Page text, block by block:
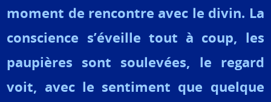
moment de rencontre avec le divin. La
conscience s’éveille tout à coup, les
paupières sont soulevées, le regard
voit, avec le sentiment que quelque